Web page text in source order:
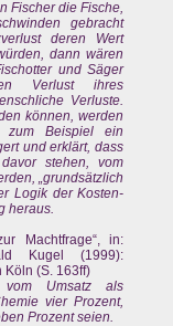
Fischer die Fische,
gebracht
deren Wert
dann wären
und Säger
Verlust ihres
Verluste.
können, werden
zum Beispiel ein
und erklärt, dass
stehen, vom
„grundsätzlich
Logik der Kosten-
heraus.
Machtfrage“, in:
Kugel (1999):
Köln (S. 163ff)
vom Umsatz als
vier Prozent,
Prozent seien.